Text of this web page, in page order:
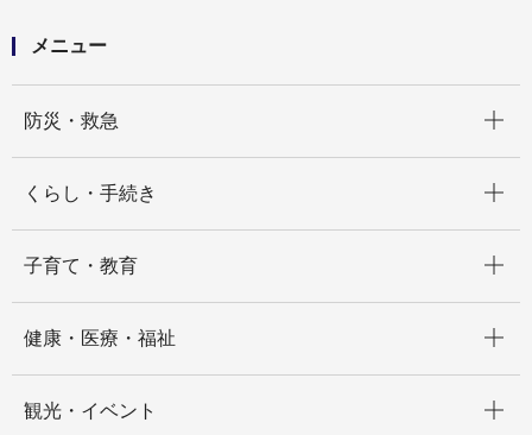
メニュー
防災・救急
くらし・手続き
子育て・教育
健康・医療・福祉
観光・イベント